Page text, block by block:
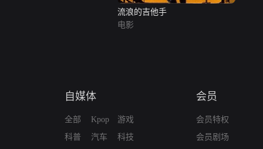
流浪的吉他手
电影
自媒体
全部
科普
Kpop
汽车
游戏
科技
会员
会员特权
会员剧场